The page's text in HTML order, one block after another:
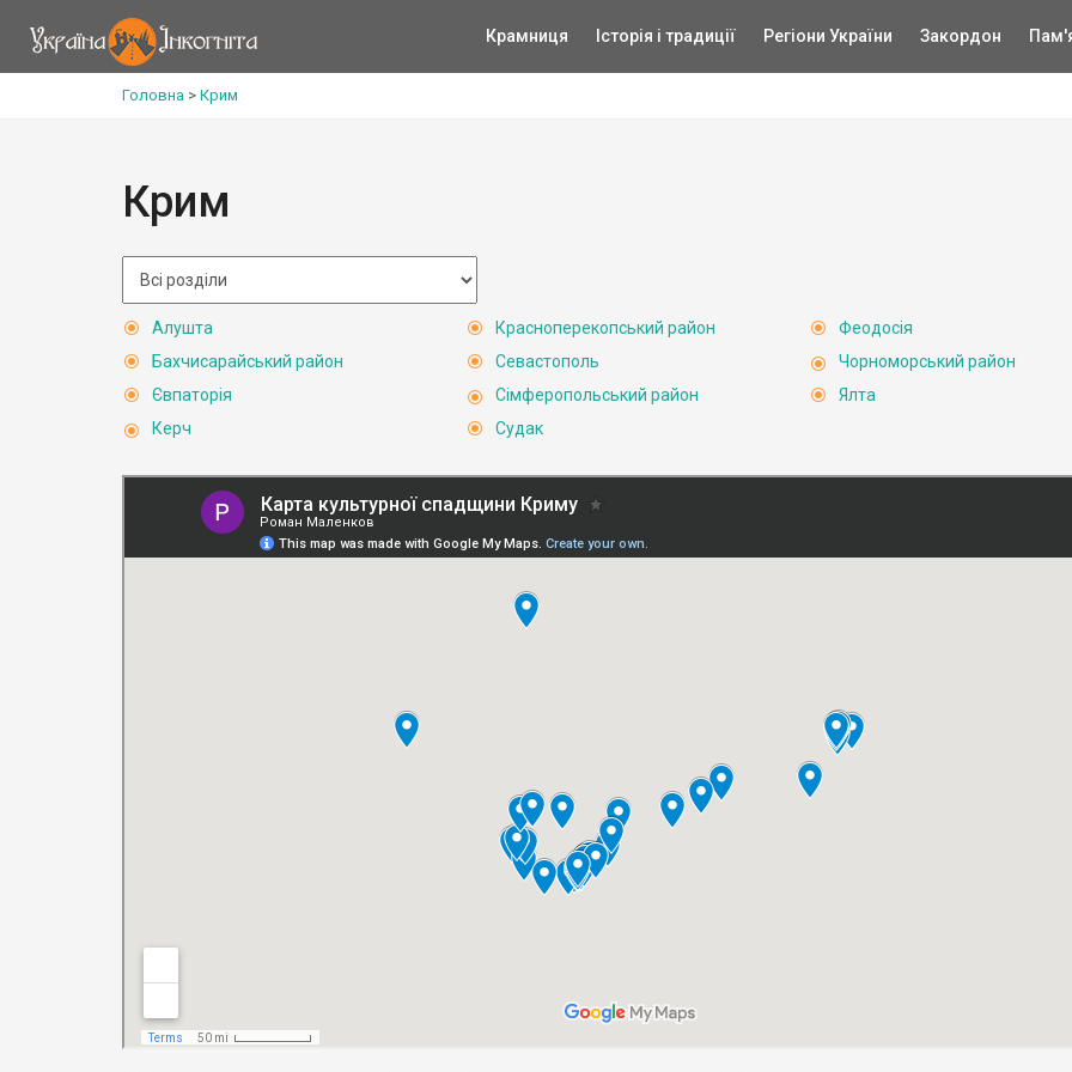
Крамниця Історія і традиції Регіони України Закордон
Головна > Крим
Крим
Алушта
Бахчисарайський район
Євпаторія
Керч
Красноперекопський район
Севастополь
Сімферопольський район
Судак
Феодосія
Чорноморський район
Ялта